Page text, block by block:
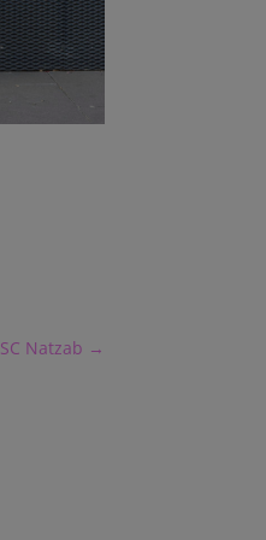
SC Natzab →